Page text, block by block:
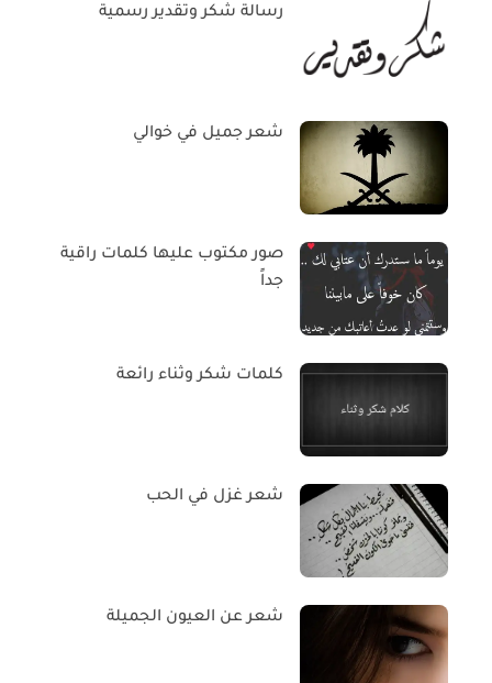
رسالة شكر وتقدير رسمية
شعر جميل في خوالي
صور مكتوب عليها كلمات راقية
جداً
كلمات شكر وثناء رائعة
شعر غزل في الحب
شعر عن العيون الجميلة